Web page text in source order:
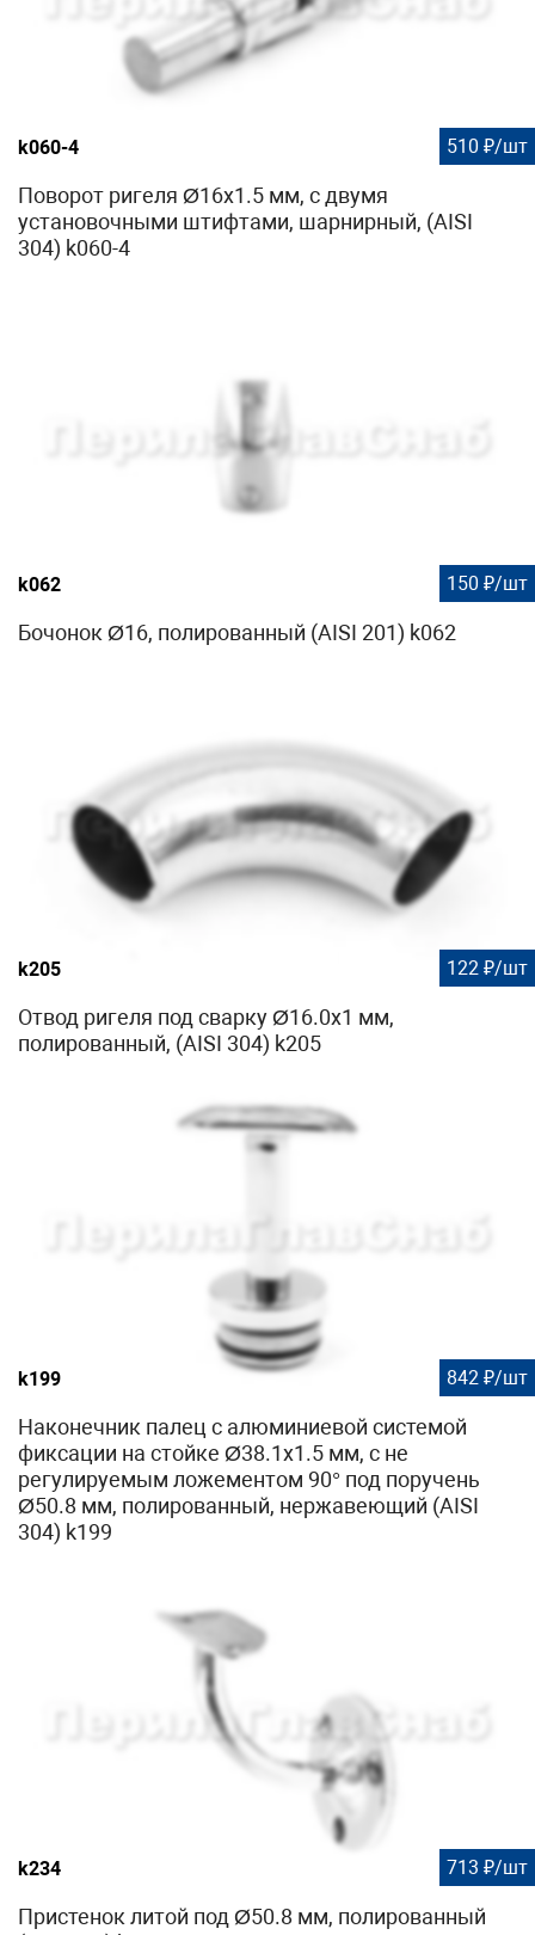
k060-4 510 ₽/шт
Поворот ригеля Ø16х1.5 мм, с двумя
установочными штифтами, шарнирный, (AISI
304) k060-4
k062 150 ₽/шт
Бочонок Ø16, полированный (AISI 201) k062
k205 122 ₽/шт
Отвод ригеля под сварку Ø16.0х1 мм,
полированный, (AISI 304) k205
k199 842 ₽/шт
Наконечник палец с алюминиевой системой
фиксации на стойке Ø38.1х1.5 мм, с не
регулируемым ложементом 90° под поручень
Ø50.8 мм, полированный, нержавеющий (AISI
304) k199
k234 713 ₽/шт
Пристенок литой под Ø50.8 мм, полированный